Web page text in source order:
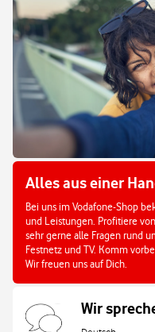
Alles aus einer
Bei uns im Vodafone-Shop
und Leistungen. Profitiere
sehr gerne alle Fragen rund
Festnetz und TV. Komm
Wir freuen uns auf Dich.
Wir